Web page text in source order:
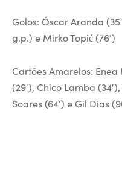
Golos: Óscar Aranda
g.p.) e Mirko Topić (76′)
Cartões Amarelos: Enea
(29′), Chico Lamba
Soares (64′) e Gil Dias